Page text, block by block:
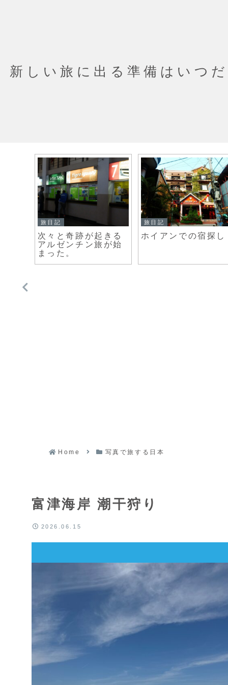
新しい旅に出る準備はいつ
旅日記
次々と奇跡が起きる
アルゼンチン旅が始
まった。
旅日記
ホイアンでの宿探し
Home 写真で旅する日本
富津海岸 潮干狩り
2026.06.15